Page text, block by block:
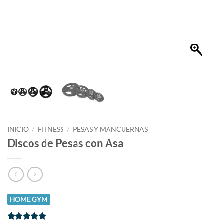
INICIO / FITNESS / PESAS Y MANCUERNAS
Discos de Pesas con Asa
HOME GYM